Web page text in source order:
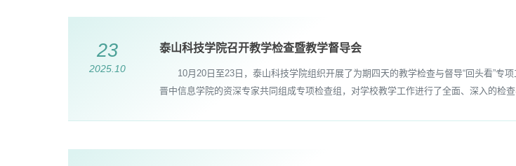
23
2025.10
泰山科技学院召开教学检查暨教学督导会
10月20日至23日，泰山科技学院组织开展了为期四天的教学检查与督导“回头看”专
晋中信息学院的资深专家共同组成专项检查组，对学校教学工作进行了全面、深入的检